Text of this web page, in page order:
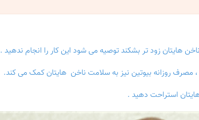
زود تر بشکند توصیه می شود این کار را انجام ندهید .
مصرف روزانه بیوتین نیز به سلامت ناخن هایتان کمک می کند.